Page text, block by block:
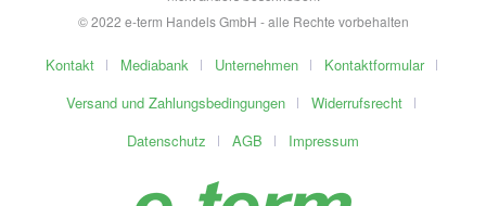
© 2022 e-term Handels GmbH - alle Rechte vorbehalten
Kontakt Mediabank Unternehmen
Kontaktformular
Versand und Zahlungsbedingungen
Widerrufsrecht
Datenschutz
AGB Impressum